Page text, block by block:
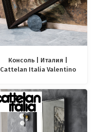
Консоль | Италия |
Cattelan Italia Valentino